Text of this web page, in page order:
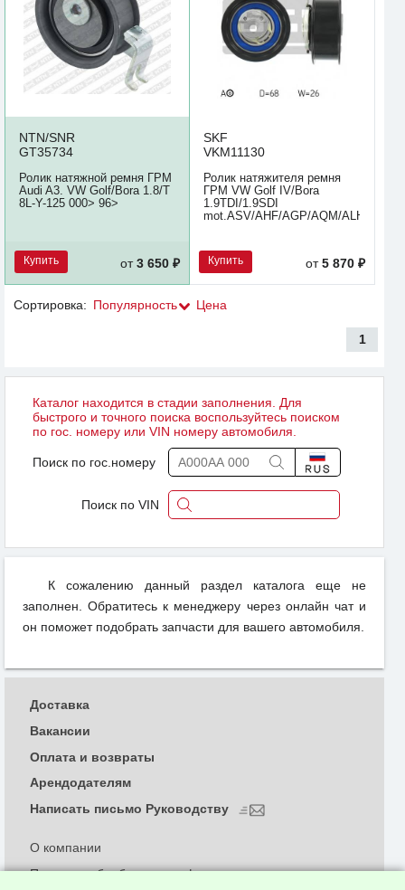
NTN/SNR
GT35734
Ролик натяжной ремня ГРМ
Audi A3. VW Golf/Bora 1.8/T
8L-Y-125 000> 96>
Купить от3 650 ₽
SKF
VKM11130
Ролик натяжителя ремня
ГРМ VW Golf IV/Bora
1.9TDI/1.9SDI
mot.ASV/AHF/AGP/AQM/ALH
Купить от5 870 ₽
Сортировка: Популярность Цена
1
Каталог находится в стадии заполнения. Для
быстрого и точного поиска воспользуйтесь поиском
по гос. номеру или VIN номеру автомобиля.
Поиск по гос.номеру
Поиск по VIN
К сожалению данный раздел каталога еще не
заполнен. Обратитесь к менеджеру через онлайн чат и
он поможет подобрать запчасти для вашего автомобиля.
О компании
Политика обработки и конфиденциальности
Доставка
Вакансии
Оплата и возвраты
Арендодателям
Написать письмо Руководству